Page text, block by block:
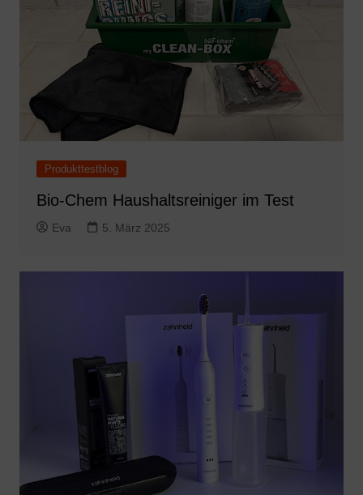
Produkttestblog
Bio-Chem Haushaltsreiniger im Test
Eva 5. März 2025